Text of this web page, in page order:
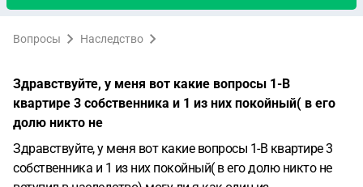
Вопросы Наследство
Здравствуйте, у меня вот какие вопросы 1-В
квартире 3 собственника и 1 из них покойный( в его
долю никто не
Здравствуйте, у меня вот какие вопросы 1-В квартире 3
собственника и 1 из них покойный( в его долю никто не